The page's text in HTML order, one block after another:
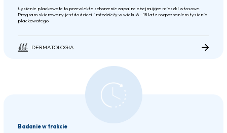
Łysienie plackowate to przewlekłe schorzenie zapalne obejmujące mieszki włosowe.
Program skierowany jest do dzieci i młodzieży w wieku 6 - 18 lat z rozpoznaniem łysienia
plackowatego
DERMATOLOGIA
Badanie w trakcie